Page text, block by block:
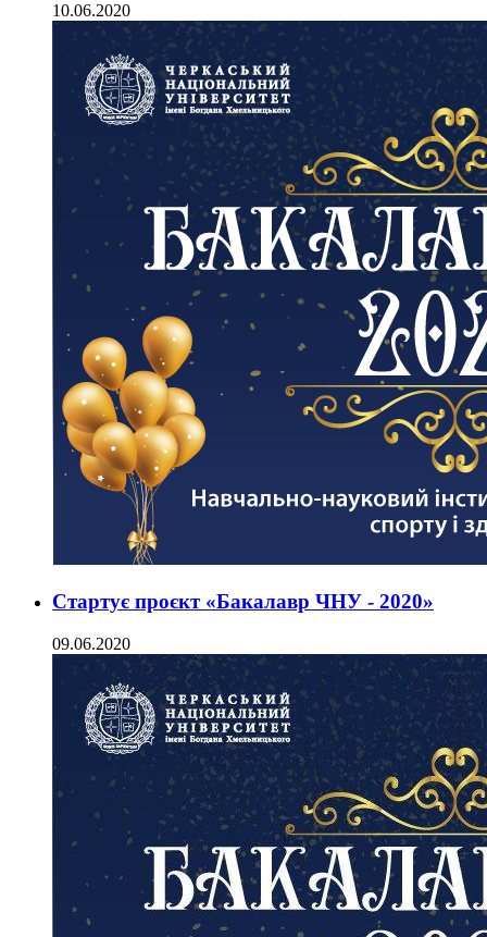
10.06.2020
Стартує проєкт «Бакалавр ЧНУ - 2020»
09.06.2020